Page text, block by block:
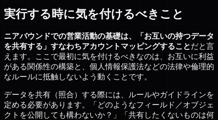
実行する時に気を付けるべきこと
ニアバウンドでの営業活動の基礎は、「お互いの持つデータ
を共有する」すなわちアカウントマッピングすることだと言
えます。ここで最初に気を付けるべきなのは、お互いに利益
がある関係性の構築と、個人情報保護法などの法律や倫理的
なルールに抵触しないよう動くことです。
データを共有（照合）する際には、ルールやガイドラインを
定める必要があります。「どのようなフィールド／オブジェ
クトを公開しても構わないか？」「共有したくないものは何